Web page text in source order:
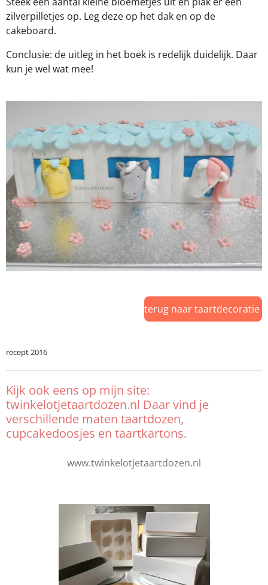
zilverpilletjes op. Leg deze op het dak en op de
cakeboard.
Conclusie: de uitleg in het boek is redelijk duidelijk. Daar
kun je wel wat mee!
terug naar taartdecoratie
recept 2016
Kijk ook eens op mijn site:
twinkelotjetaartdozen.nl Daar vind je
verschillende maten taartdozen,
cupcakedoosjes en taartkartons.
www.twinkelotjetaartdozen.nl